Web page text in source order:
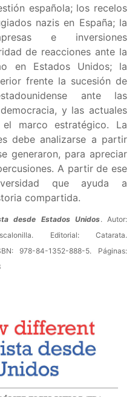
española; los recelos
nazis en España; la
e inversiones
de reacciones ante la
en Estados Unidos; la
frente la sucesión de
ante las
y las actuales
marco estratégico. La
debe analizarse a partir
generaron, para apreciar
A partir de ese
que ayuda a
compartida.
desde Estados Unidos. Autor:
Editorial: Catarata.
978-84-1352-888-5. Páginas: